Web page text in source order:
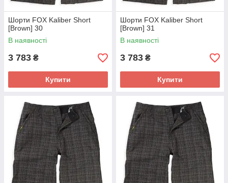
Шорти FOX Kaliber Short
[Brown] 30
В наявності
3 783 ₴
Купити
Шорти FOX Kaliber Short
[Brown] 31
В наявності
3 783 ₴
Купити